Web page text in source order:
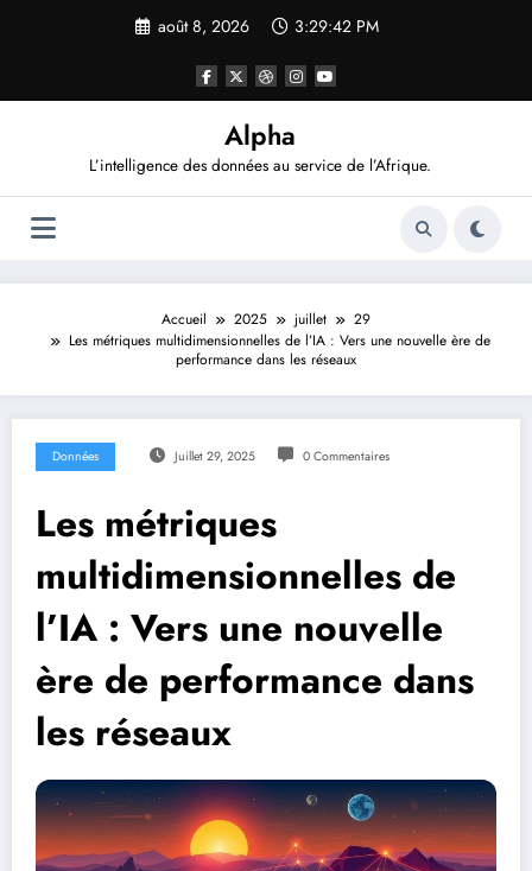
août 8, 2026 3:29:42 PM
Alpha
L’intelligence des données au service de l’Afrique.
Accueil 2025 juillet
29
Les métriques multidimensionnelles de l’IA : Vers une nouvelle ère de
performance dans les réseaux
Données Juillet 29, 2025 0 Commentaires
Les métriques
multidimensionnelles de
l’IA : Vers une nouvelle
ère de performance dans
les réseaux